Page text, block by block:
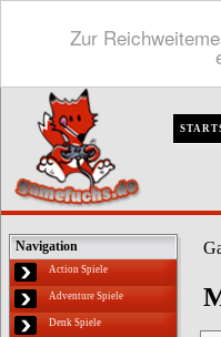
Zur
Navigation
Action Spiele
Adventure Spiele
Denk Spiele